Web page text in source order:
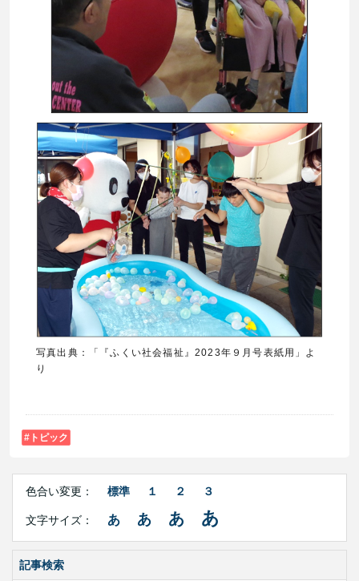
写真出典：「『ふくい社会福祉』2023年９月号表紙用」よ
り
トピック
Right
Contents
合
色合い変更： 標準 １ ２ ３
文字サイズ： あ あ あ あ
記事検索